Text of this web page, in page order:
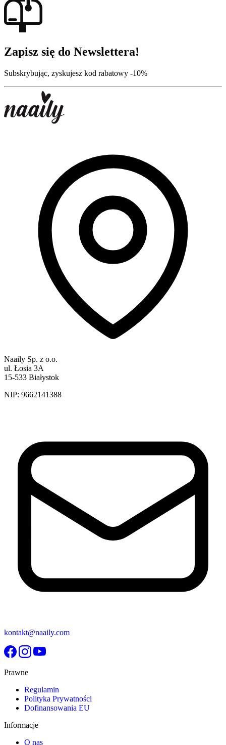
Zapisz się do Newslettera!
Subskrybując, zyskujesz kod rabatowy -10%
Naaily Sp. z o.o.
ul. Łosia 3A
15-533 Białystok
NIP: 9662141388
kontakt@naaily.com
Prawne
Regulamin
Polityka Prywatności
Dofinansowania EU
Informacje
O nas